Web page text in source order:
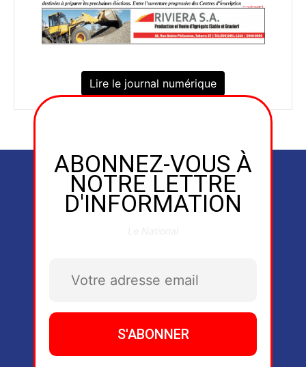
Lire le journal numérique
ABONNEZ-VOUS À
NOTRE LETTRE
D'INFORMATION